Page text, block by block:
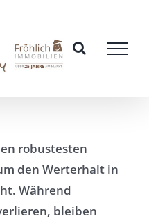
robustesten
den Werterhalt in
Während
bleiben